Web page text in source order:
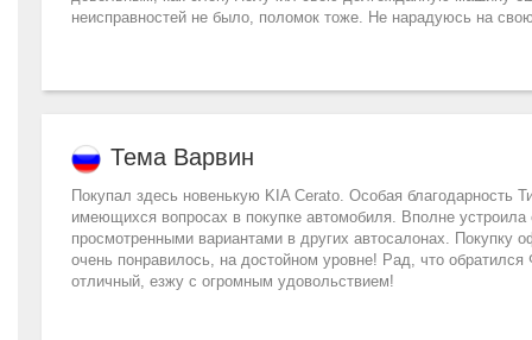
неисправностей не было, поломок тоже. Не нарадуюсь на
Тема Варвин
Покупал здесь новенькую KIA Cerato. Особая благодарность
имеющихся вопросах в покупке автомобиля. Вполне
просмотренными вариантами в других автосалонах. Покупку
очень понравилось, на достойном уровне! Рад, что
отличный, езжу с огромным удовольствием!